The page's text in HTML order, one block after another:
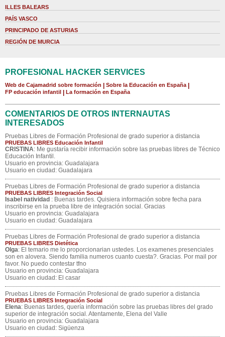
ILLES BALEARS
PAÍS VASCO
PRINCIPADO DE ASTURIAS
REGIÓN DE MURCIA
PROFESIONAL HACKER SERVICES
Web de Cajamadrid sobre formación Sobre la Educación en España
FP educación infantil La formación en España
COMENTARIOS DE OTROS INTERNAUTAS
INTERESADOS
Pruebas Libres de Formación Profesional de grado superior a distancia
PRUEBAS LIBRES Educación Infantil
CRISTINA: Me gustaría recibir información sobre las pruebas libres de Técnico
Educación Infantil.
Usuario en provincia: Guadalajara
Usuario en ciudad: Guadalajara
Pruebas Libres de Formación Profesional de grado superior a distancia
PRUEBAS LIBRES Integración Social
Isabel natividad : Buenas tardes. Quisiera información sobre fecha para
inscribirse en la prueba libre de integración social. Gracias
Usuario en provincia: Guadalajara
Usuario en ciudad: Guadalajara
Pruebas Libres de Formación Profesional de grado superior a distancia
PRUEBAS LIBRES Dietética
Olga: El temario me lo proporcionarian ustedes. Los examenes presenciales
son en alovera. Siendo familia numeros cuanto cuesta?. Gracias. Por mail por
favor. No puedo contestar tfno
Usuario en provincia: Guadalajara
Usuario en ciudad: El casar
Pruebas Libres de Formación Profesional de grado superior a distancia
PRUEBAS LIBRES Integración Social
Elena: Buenas tardes, quería información sobre las pruebas libres del grado
superior de integración social. Atentamente, Elena del Valle
Usuario en provincia: Guadalajara
Usuario en ciudad: Sigüenza